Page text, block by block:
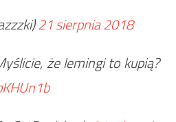
21 sierpnia 2018
że lemingi to kupią?